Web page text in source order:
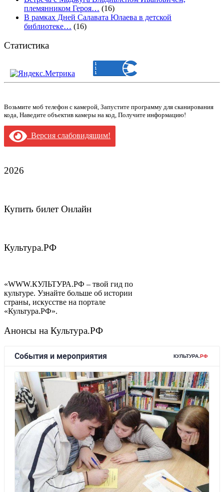
племянником Героя… (16)
В рамках Дней Салавата Юлаева в детской
библиотеке… (16)
Статистика
Возьмите моб телефон с камерой, Запустите программу для сканирования
кода, Наведите объектив камеры на код, Получите информацию!
Версия слабовидящим!
2026
Купить билет Онлайн
Культура.РФ
«WWW.КУЛЬТУРА.РФ – твой гид по
культуре. Узнайте больше об истории
страны, искусстве на портале
«Культура.РФ».
Анонсы на Культура.РФ